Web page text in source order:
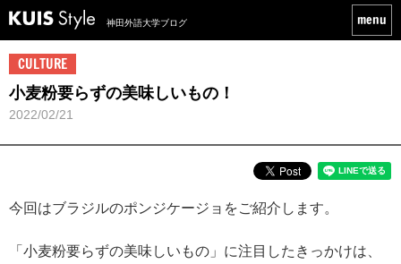
神田外語大学ブログ
CULTURE
小麦粉要らずの美味しいもの！
2022/02/21
今回はブラジルのポンジケージョをご紹介します。
「小麦粉要らずの美味しいもの」に注目したきっかけは、